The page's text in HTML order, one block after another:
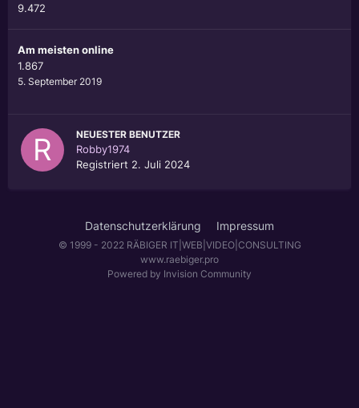
9.472
Am meisten online
1.867
5. September 2019
NEUESTER BENUTZER
Robby1974
Registriert 2. Juli 2024
Datenschutzerklärung Impressum
© 1999 - 2022 RÄBIGER IT|WEB|VIDEO|CONSULTING
www.raebiger.pro
Powered by Invision Community